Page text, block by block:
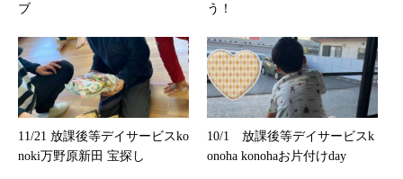
ブ
う！
11/21 放課後等デイサービスko
noki万野原新田 宝探し
10/1 放課後等デイサービスk
onoha konohaお片付けday